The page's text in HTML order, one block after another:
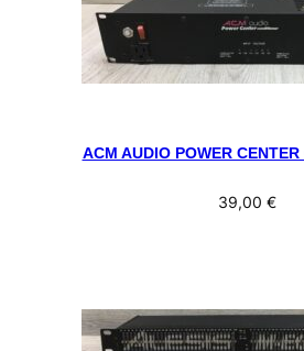
ACM AUDIO POWER
39,00 €